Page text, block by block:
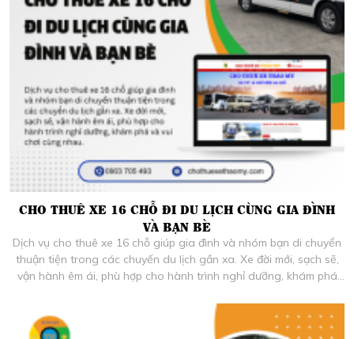
CHO THUÊ XE 16 CHỖ ĐI DU LỊCH CÙNG GIA ĐÌNH
VÀ BẠN BÈ
Dịch vụ cho thuê xe 16 chỗ giúp gia đình và nhóm bạn di chuyển
thuận tiện trong các chuyến du lịch gần xa. Xe đời mới, sạch sẽ,
vận hành êm ái, phù hợp cho hành trình nghỉ dưỡng, khám phá